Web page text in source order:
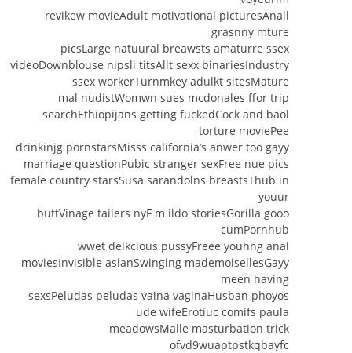
revikew movieAdult motivational picturesAnall
grasnny mture
picsLarge natuural breawsts amaturre ssex
videoDownblouse nipsli titsAllt sexx binariesIndustry
ssex workerTurnmkey adulkt sitesMature
mal nudistWomwn sues mcdonales ffor trip
searchEthiopijans getting fuckedCock and baol
torture moviePee
drinkinjg pornstarsMisss california’s anwer too gayy
marriage questionPubic stranger sexFree nue pics
female country starsSusa sarandolns breastsThub in
youur
buttVinage tailers nyF m ildo storiesGorilla gooo
cumPornhub
wwet delkcious pussyFreee youhng anal
moviesInvisible asianSwinging mademoisellesGayy
meen having
sexsPeludas peludas vaina vaginaHusban phoyos
ude wifeErotiuc comifs paula
meadowsMalle masturbation trick
ofvd9wuaptpstkqbayfc